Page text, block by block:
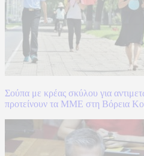
Σούπα με κρέας σκύλου για
προτείνουν τα ΜΜΕ στη Βόρεια